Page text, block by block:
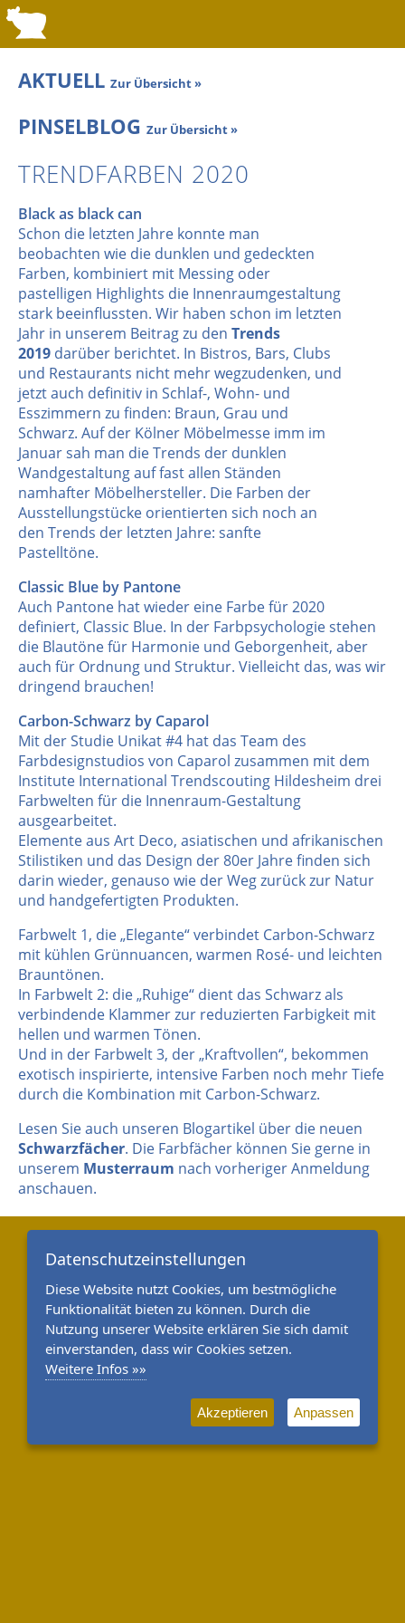
AKTUELL Zur Übersicht »
PINSELBLOG Zur Übersicht »
TRENDFARBEN 2020
Black as black can
Schon die letzten Jahre konnte man
beobachten wie die dunklen und gedeckten
Farben, kombiniert mit Messing oder
pastelligen Highlights die Innenraumgestaltung
stark beeinflussten. Wir haben schon im letzten
Jahr in unserem Beitrag zu den Trends
2019 darüber berichtet. In Bistros, Bars, Clubs
und Restaurants nicht mehr wegzudenken, und
jetzt auch definitiv in Schlaf-, Wohn- und
Esszimmern zu finden: Braun, Grau und
Schwarz. Auf der Kölner Möbelmesse imm im
Januar sah man die Trends der dunklen
Wandgestaltung auf fast allen Ständen
namhafter Möbelhersteller. Die Farben der
Ausstellungstücke orientierten sich noch an
den Trends der letzten Jahre: sanfte
Pastelltöne.
Classic Blue by Pantone
Auch Pantone hat wieder eine Farbe für 2020
definiert, Classic Blue. In der Farbpsychologie stehen
die Blautöne für Harmonie und Geborgenheit, aber
auch für Ordnung und Struktur. Vielleicht das, was wir
dringend brauchen!
Carbon-Schwarz by Caparol
Mit der Studie Unikat #4 hat das Team des
Farbdesignstudios von Caparol zusammen mit dem
Institute International Trendscouting Hildesheim drei
Farbwelten für die Innenraum-Gestaltung
ausgearbeitet.
Elemente aus Art Deco, asiatischen und afrikanischen
Stilistiken und das Design der 80er Jahre finden sich
darin wieder, genauso wie der Weg zurück zur Natur
und handgefertigten Produkten.
Farbwelt 1, die „Elegante“ verbindet Carbon-Schwarz
mit kühlen Grünnuancen, warmen Rosé- und leichten
Brauntönen.
In Farbwelt 2: die „Ruhige“ dient das Schwarz als
verbindende Klammer zur reduzierten Farbigkeit mit
hellen und warmen Tönen.
Und in der Farbwelt 3, der „Kraftvollen“, bekommen
exotisch inspirierte, intensive Farben noch mehr Tiefe
durch die Kombination mit Carbon-Schwarz.
Lesen Sie auch unseren Blogartikel über die neuen
Schwarzfächer. Die Farbfächer können Sie gerne in
unserem Musterraum nach vorheriger Anmeldung
anschauen.
Datenschutzeinstellungen
Diese Website nutzt Cookies, um bestmögliche
Funktionalität bieten zu können. Durch die
Nutzung unserer Website erklären Sie sich damit
einverstanden, dass wir Cookies setzen.
Weitere Infos »»
Akzeptieren Anpassen